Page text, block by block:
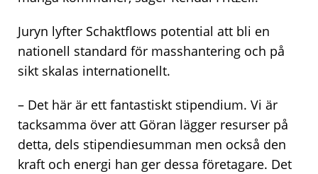
Juryn lyfter Schaktflows potential att bli en
nationell standard för masshantering och på
sikt skalas internationellt.
– Det här är ett fantastiskt stipendium. Vi är
tacksamma över att Göran lägger resurser på
detta, dels stipendiesumman men också den
kraft och energi han ger dessa företagare. Det